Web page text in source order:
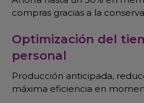
compras gracias a la
Optimización del
personal
Producción anticipada,
máxima eficiencia en